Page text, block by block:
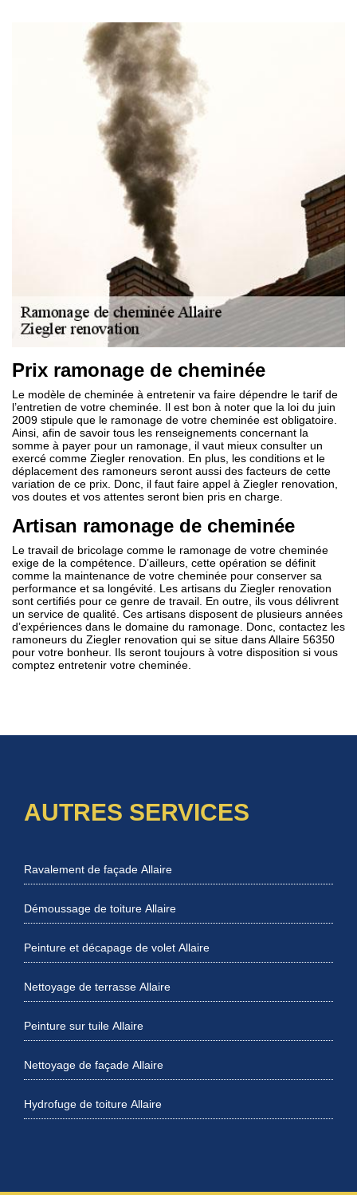
Prix ramonage de cheminée
Le modèle de cheminée à entretenir va faire dépendre le tarif de
l’entretien de votre cheminée. Il est bon à noter que la loi du juin
2009 stipule que le ramonage de votre cheminée est obligatoire.
Ainsi, afin de savoir tous les renseignements concernant la
somme à payer pour un ramonage, il vaut mieux consulter un
exercé comme Ziegler renovation. En plus, les conditions et le
déplacement des ramoneurs seront aussi des facteurs de cette
variation de ce prix. Donc, il faut faire appel à Ziegler renovation,
vos doutes et vos attentes seront bien pris en charge.
Artisan ramonage de cheminée
Le travail de bricolage comme le ramonage de votre cheminée
exige de la compétence. D’ailleurs, cette opération se définit
comme la maintenance de votre cheminée pour conserver sa
performance et sa longévité. Les artisans du Ziegler renovation
sont certifiés pour ce genre de travail. En outre, ils vous délivrent
un service de qualité. Ces artisans disposent de plusieurs années
d’expériences dans le domaine du ramonage. Donc, contactez les
ramoneurs du Ziegler renovation qui se situe dans Allaire 56350
pour votre bonheur. Ils seront toujours à votre disposition si vous
comptez entretenir votre cheminée.
AUTRES SERVICES
Ravalement de façade Allaire
Démoussage de toiture Allaire
Peinture et décapage de volet Allaire
Nettoyage de terrasse Allaire
Peinture sur tuile Allaire
Nettoyage de façade Allaire
Hydrofuge de toiture Allaire